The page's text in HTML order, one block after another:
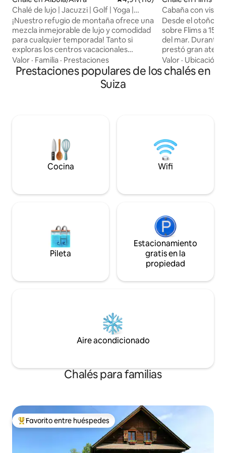
Chalé de lujo | Jacuzzi | Golf | Yoga |
Vistas espectaculares
¡Nuestro refugio de montaña ofrece una
mezcla inmejorable de lujo y comodidad
para cualquier temporada! Tanto si
exploras los centros vacacionales
cercanos como si te acurrucas en el
interior cuando hace mal tiempo, te
encantará. Ofrecemos: Ubicación
✶tranquila cerca de centros
de✶ 55 pulgadas con servicios de
equipada. ✶ Registro digital sin
¡Estamos deseando darte la bienvenida!
Valor · Familia · Prestaciones
Cabaña con
Flims LAAX
Desde el otoño
sobre Flims a
del mar. Durante
prestó gran
regionalidad y,
así como a la
son los
ruido. Así podrás
tus vacaciones
Valor · Ubicación
Prestaciones populares de los chalés en
Suiza
Cocina Wifi
Pileta
Estacionamiento
gratis en la
propiedad
Aire acondicionado
Chalés para familias
Favorito entre los huéspedes más destacados
Favorito entre huéspedes